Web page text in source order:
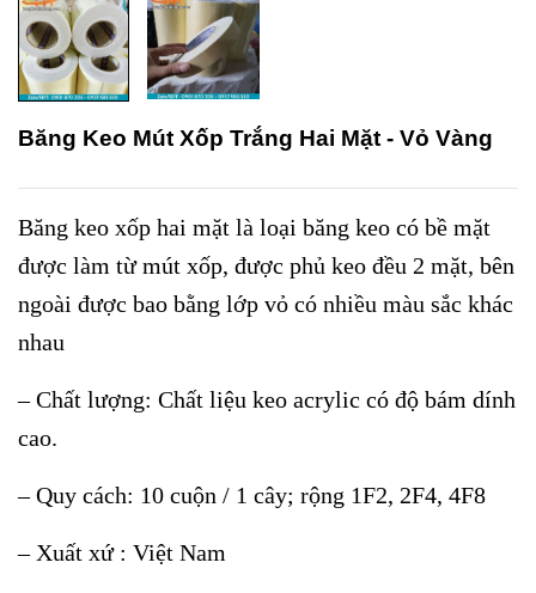
Băng Keo Mút Xốp Trắng Hai Mặt - Vỏ Vàng
Băng keo xốp hai mặt là loại băng keo có bề mặt
được làm từ mút xốp, được phủ keo đều 2 mặt, bên
ngoài được bao bằng lớp vỏ có nhiều màu sắc khác
nhau
– Chất lượng: Chất liệu keo acrylic có độ bám dính
cao.
– Quy cách: 10 cuộn / 1 cây; rộng 1F2, 2F4, 4F8
– Xuất xứ : Việt Nam